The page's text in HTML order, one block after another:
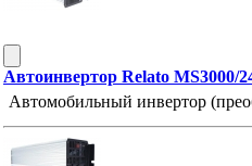
Автоинвертор Relato MS3000/
Автомобильный инвертор